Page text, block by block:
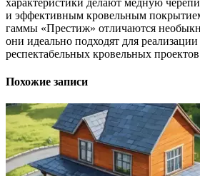
и эффективным кровельным
гаммы «Престиж» отличаются
они идеально подходят для
респектабельных кровельных
Похожие записи